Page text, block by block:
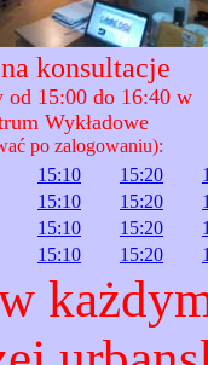
konsultacje
od 15:00 do 16:40 w
Wykładowe
po zalogowaniu):
15:10 15:20
15:10 15:20
15:10 15:20
15:10 15:20